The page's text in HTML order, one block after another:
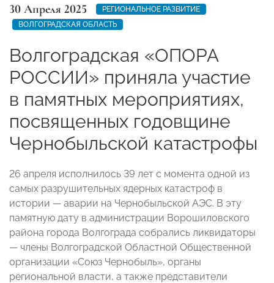
30 Апреля 2025
РЕГИОНАЛЬНОЕ РАЗВИТИЕ
ВОЛГОГРАДСКАЯ ОБЛАСТЬ
Волгоградская «ОПОРА
РОССИИ» приняла участие
в памятных мероприятиях,
посвященных годовщине
Чернобыльской катастрофы
26 апреля исполнилось 39 лет с момента одной из
самых разрушительных ядерных катастроф в
истории — аварии на Чернобыльской АЭС. В эту
памятную дату в администрации Ворошиловского
района города Волгограда собрались ликвидаторы
— члены Волгоградской Областной Общественной
организации «Союз Чернобыль», органы
региональной власти, а также представители